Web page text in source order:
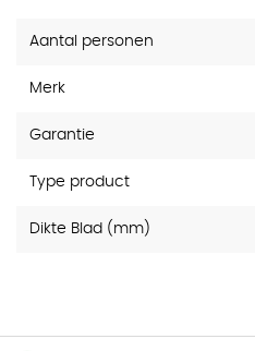
Aantal personen
Merk
Garantie
Type product
Dikte Blad (mm)